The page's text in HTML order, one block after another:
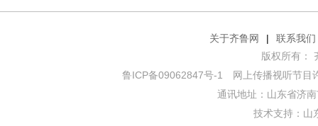
关于齐鲁网 |
联系我们
版权所有：
鲁ICP备09062847号-1
网上传播视听节目
通讯地址：山东省济
技术支持： 山